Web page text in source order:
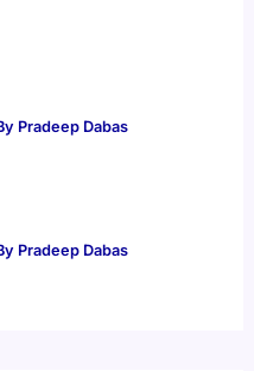
Pradeep Dabas
Pradeep Dabas